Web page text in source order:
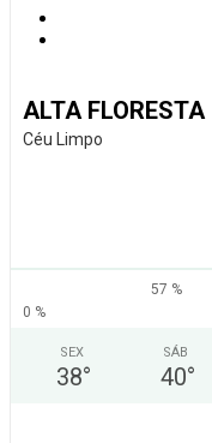
ALTA FLORESTA
Céu Limpo
57 %
0 %
SEX
38°
SÁB
40°